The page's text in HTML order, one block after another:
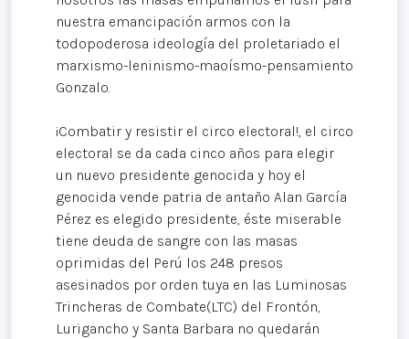
nuestra emancipación armos con la
todopoderosa ideología del proletariado el
marxismo-leninismo-maoísmo-pensamiento
Gonzalo.
¡Combatir y resistir el circo electoral!, el circo
electoral se da cada cinco años para elegir
un nuevo presidente genocida y hoy el
genocida vende patria de antaño Alan García
Pérez es elegido presidente, éste miserable
tiene deuda de sangre con las masas
oprimidas del Perú los 248 presos
asesinados por orden tuya en las Luminosas
Trincheras de Combate(LTC) del Frontón,
Lurigancho y Santa Barbara no quedarán